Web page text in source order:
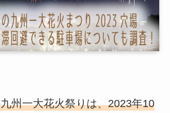
州一大花火祭りは、2023年10